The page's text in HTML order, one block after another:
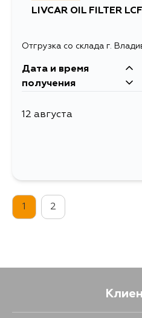
LIVCAR OIL FILTER
Отгрузка со склада г.
Дата и время
получения
12 августа
1 2